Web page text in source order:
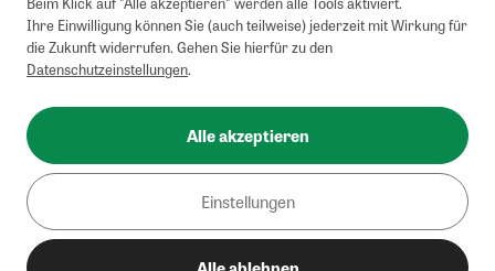
Ihre Einwilligung können Sie (auch teilweise) jederzeit mit Wirkung für
die Zukunft widerrufen. Gehen Sie hierfür zu den
Datenschutzeinstellungen.
Alle akzeptieren
Einstellungen